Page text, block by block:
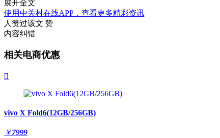
展开全文
使用中关村在线APP，查看更多精彩资讯
人赞过该文 赞
内容纠错
相关电商优惠

vivo X Fold6(12GB/256GB)
￥7999